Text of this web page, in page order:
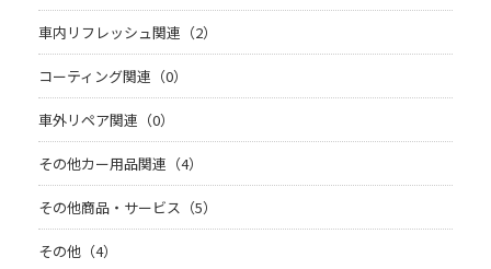
車内リフレッシュ関連（2）
コーティング関連（0）
車外リペア関連（0）
その他カー用品関連（4）
その他商品・サービス（5）
その他（4）